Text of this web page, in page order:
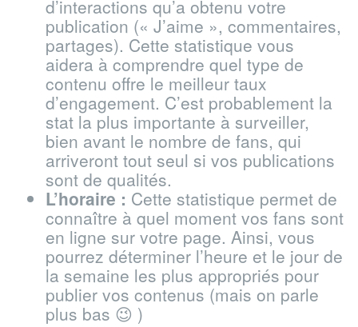
d’interactions qu’a obtenu votre
publication (« J’aime », commentaires,
partages). Cette statistique vous
aidera à comprendre quel type de
contenu offre le meilleur taux
d’engagement. C’est probablement la
stat la plus importante à surveiller,
bien avant le nombre de fans, qui
arriveront tout seul si vos publications
sont de qualités.
L’horaire : Cette statistique permet de
connaître à quel moment vos fans sont
en ligne sur votre page. Ainsi, vous
pourrez déterminer l’heure et le jour de
la semaine les plus appropriés pour
publier vos contenus (mais on parle
plus bas 😉 )